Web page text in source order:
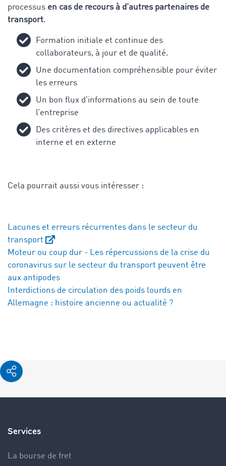
processus en cas de recours à d’autres partenaires de
transport.
Formation initiale et continue des
collaborateurs, à jour et de qualité.
Une documentation compréhensible pour éviter
les erreurs
Un bon flux d’informations au sein de toute
l’entreprise
Des critères et des directives applicables en
interne et en externe
Cela pourrait aussi vous intéresser :
Lacunes et erreurs récurrentes dans le secteur du
transport
Moteur ou coup dur - Les répercussions de la crise du
coronavirus sur le secteur du transport peuvent être
aux antipodes
Interdictions de circulation des poids lourds en
Allemagne : histoire ancienne ou actualité ?
Services
La bourse de fret